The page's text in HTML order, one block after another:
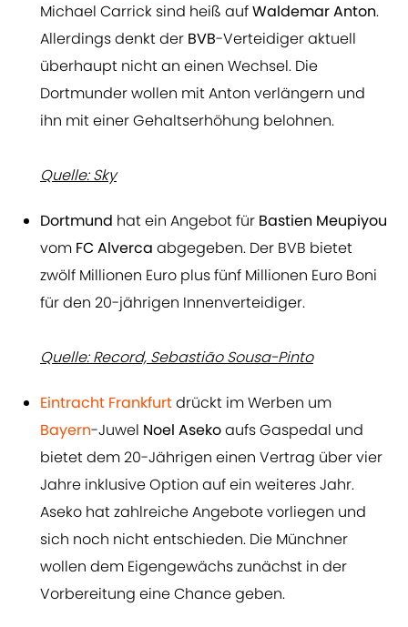
Michael Carrick sind heiß aufWaldemar Anton.
Allerdings denkt der BVB-Verteidiger aktuell
überhaupt nicht an einen Wechsel. Die
Dortmunder wollen mit Anton verlängern und
ihn mit einer Gehaltserhöhung belohnen.
Quelle: Sky
Dortmund hat ein Angebot für Bastien Meupiyou
vom FC Alverca abgegeben. Der BVB bietet
zwölf Millionen Euro plus fünf Millionen Euro Boni
für den 20-jährigen Innenverteidiger.
Quelle: Record, Sebastião Sousa-Pinto
Eintracht Frankfurtdrückt im Werben um
Bayern-Juwel Noel Asekoaufs Gaspedal und
bietet dem 20-Jährigen einen Vertrag über vier
Jahre inklusive Option auf ein weiteres Jahr.
Aseko hat zahlreiche Angebote vorliegen und
sich noch nicht entschieden. Die Münchner
wollen dem Eigengewächs zunächst in der
Vorbereitung eine Chance geben.